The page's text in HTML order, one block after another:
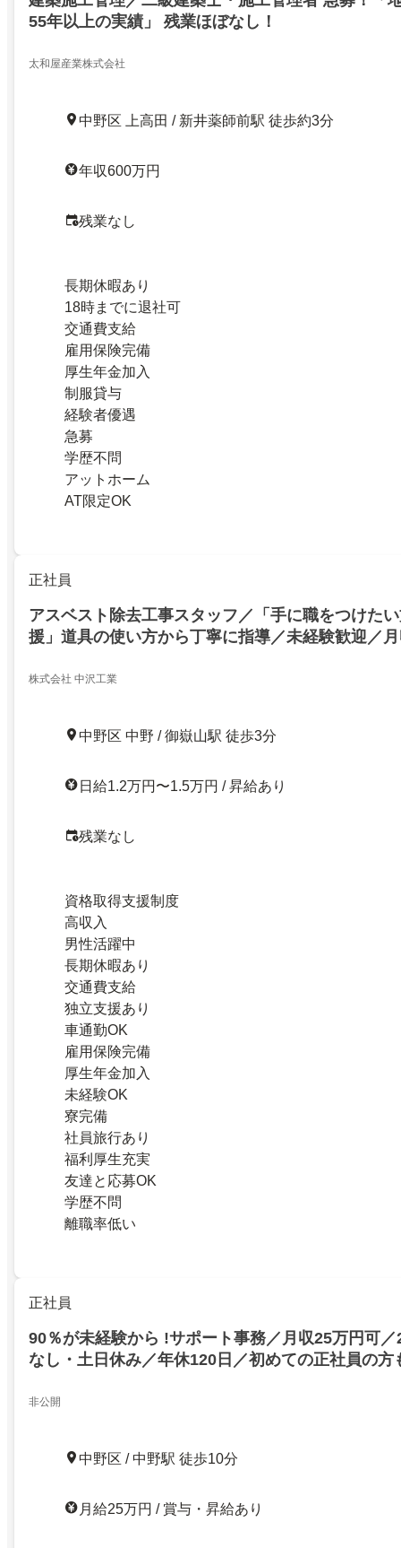
55年以上の実績」 残業ほぼなし！
太和屋産業株式会社
中野区 上高田 / 新井薬師前駅 徒歩約3分
年収600万円
残業なし
長期休暇あり
18時までに退社可
交通費支給
雇用保険完備
厚生年金加入
制服貸与
経験者優遇
急募
学歴不問
アットホーム
AT限定OK
正社員
アスベスト除去工事スタッフ／「手に職をつけた
援」道具の使い方から丁寧に指導／未経験歓迎／
株式会社 中沢工業
中野区 中野 / 御嶽山駅 徒歩3分
日給1.2万円〜1.5万円 / 昇給あり
残業なし
資格取得支援制度
高収入
男性活躍中
長期休暇あり
交通費支給
独立支援あり
車通勤OK
雇用保険完備
厚生年金加入
未経験OK
寮完備
社員旅行あり
福利厚生充実
友達と応募OK
学歴不問
離職率低い
正社員
90％が未経験から !サポート事務／月収25万円可
なし・土日休み／年休120日／初めての正社員の方
非公開
中野区 / 中野駅 徒歩10分
月給25万円 / 賞与・昇給あり